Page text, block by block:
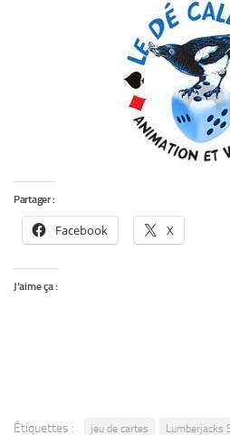
Partager :
Facebook X
J’aime ça :
Étiquettes : jeu de cartes Lumberjacks